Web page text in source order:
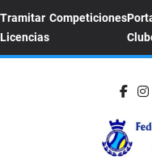
Tramitar
Licencias
Competiciones